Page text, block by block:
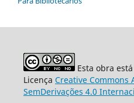
Esta obra
Licença Creative Commons
SemDerivações 4.0